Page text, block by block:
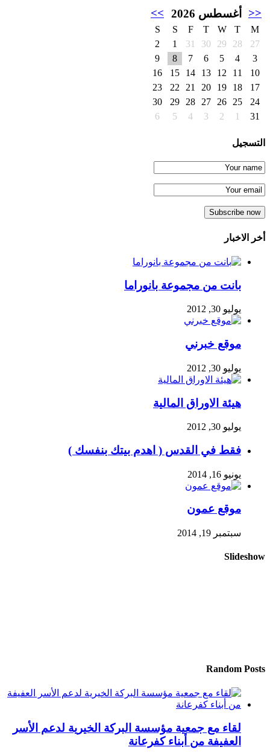
<< أغسطس 2026 >>
M
T
W
T
F
S
S
27
28
29
30
31
1
2
3
4
5
6
7
8
9
10
11
12
13
14
15
16
17
18
19
20
21
22
23
24
25
26
27
28
29
30
31
1
2
3
4
5
6
التسجيل
أخر الاخبار
بانت من مجموعة بانوراما
يوليو 30, 2012
موقع خبرني
يوليو 30, 2012
هيئة الاوراق المالية
يوليو 30, 2012
فقط في القدس ( اهدم بيتك بنفسك )
يونيو 16, 2014
موقع عمون
سبتمبر 19, 2014
Slideshow
Random Posts
لقاء مع جمعية مؤسسة البركة الخيرية لدعم الأسر
العفيفة من أبناء كفرعانة